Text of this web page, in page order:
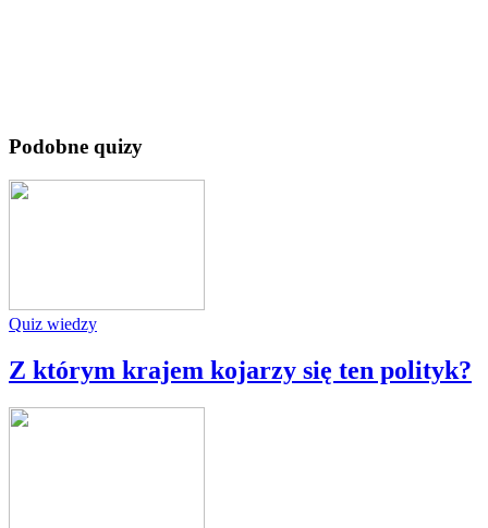
Podobne quizy
Quiz wiedzy
Z którym krajem kojarzy się ten polityk?